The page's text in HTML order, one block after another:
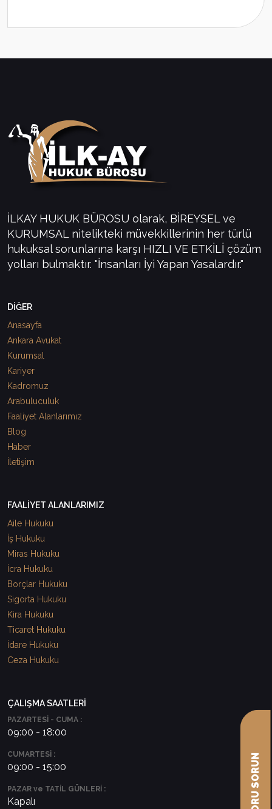
İLKAY HUKUK BÜROSU olarak, BİREYSEL ve
KURUMSAL nitelikteki müvekkillerinin her türlü
hukuksal sorunlarına karşı HIZLI VE ETKİLİ çözüm
yolları bulmaktır. "İnsanları İyi Yapan Yasalardır."
DİĞER
Anasayfa
Ankara Avukat
Kurumsal
Kariyer
Kadromuz
Arabuluculuk
Faaliyet Alanlarımız
Blog
Haber
İletişim
FAALİYET ALANLARIMIZ
Aile Hukuku
İş Hukuku
Miras Hukuku
İcra Hukuku
Borçlar Hukuku
Sigorta Hukuku
Kira Hukuku
Ticaret Hukuku
İdare Hukuku
Ceza Hukuku
ÇALIŞMA SAATLERİ
PAZARTESİ - CUMA :
09:00 - 18:00
CUMARTESİ :
09:00 - 15:00
PAZAR ve TATİL GÜNLERİ :
Kapalı